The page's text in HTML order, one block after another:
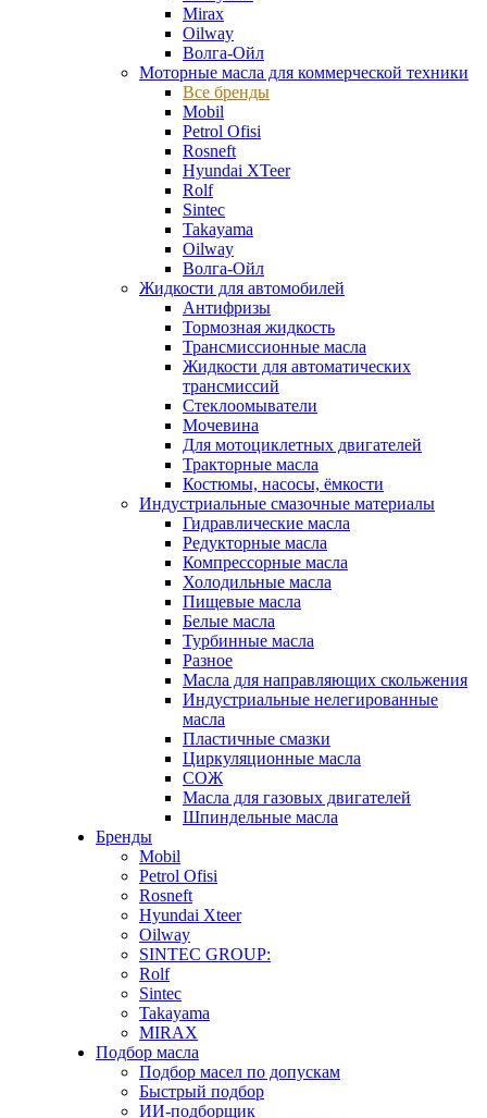
Mirax
Oilway
Волга-Ойл
Моторные масла для коммерческой техники
Все бренды
Mobil
Petrol Ofisi
Rosneft
Hyundai XTeer
Rolf
Sintec
Takayama
Oilway
Волга-Ойл
Жидкости для автомобилей
Антифризы
Тормозная жидкость
Трансмиссионные масла
Жидкости для автоматических
трансмиссий
Стеклоомыватели
Мочевина
Для мотоциклетных двигателей
Тракторные масла
Костюмы, насосы, ёмкости
Индустриальные смазочные материалы
Гидравлические масла
Редукторные масла
Компрессорные масла
Холодильные масла
Пищевые масла
Белые масла
Турбинные масла
Разное
Масла для направляющих скольжения
Индустриальные нелегированные
масла
Пластичные смазки
Циркуляционные масла
СОЖ
Масла для газовых двигателей
Шпиндельные масла
Бренды
Mobil
Petrol Ofisi
Rosneft
Hyundai Xteer
Oilway
SINTEC GROUP:
Rolf
Sintec
Takayama
MIRAX
Подбор масла
Подбор масел по допускам
Быстрый подбор
ИИ-подборщик